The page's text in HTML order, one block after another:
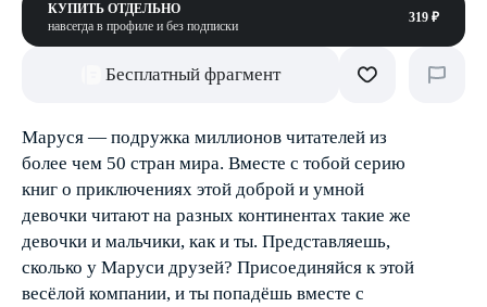
КУПИТЬ ОТДЕЛЬНО
навсегда в профиле и без подписки
319 ₽
Бесплатный фрагмент
Маруся — подружка миллионов читателей из
более чем 50 стран мира. Вместе с тобой серию
книг о приключениях этой доброй и умной
девочки читают на разных континентах такие же
девочки и мальчики, как и ты. Представляешь,
сколько у Маруси друзей? Присоединяйся к этой
весёлой компании, и ты попадёшь вместе с